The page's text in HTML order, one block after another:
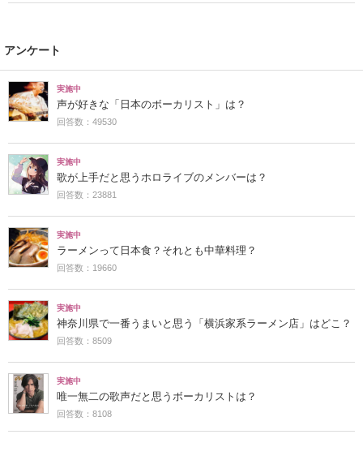
アンケート
実施中
声が好きな「日本のボーカリスト」は？
回答数：49530
実施中
歌が上手だと思うホロライブのメンバーは？
回答数：23881
実施中
ラーメンって日本食？それとも中華料理？
回答数：19660
実施中
神奈川県で一番うまいと思う「横浜家系ラーメン店」はどこ？
回答数：8509
実施中
唯一無二の歌声だと思うボーカリストは？
回答数：8108